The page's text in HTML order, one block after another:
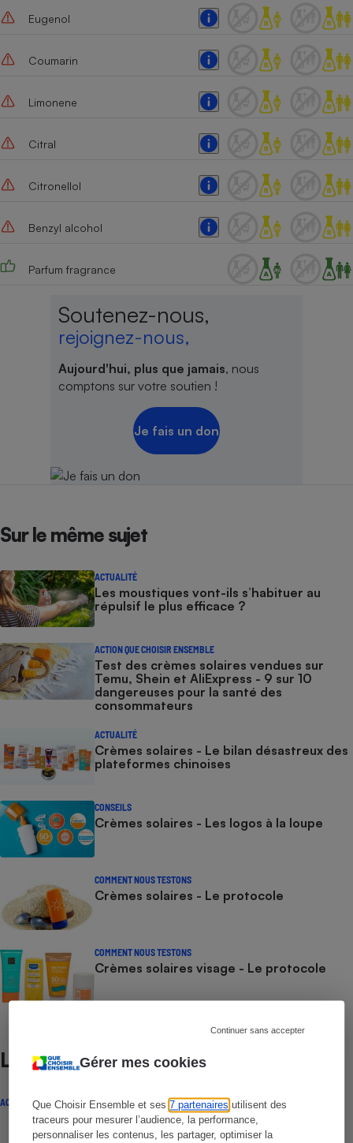
Gérer mes cookies
Que Choisir Ensemble et ses7 partenaires utilisent des
traceurs pour mesurer l’audience, la performance,
personnaliser les contenus, les partager, optimiser la
Continuer sans accepter
Eugenol
Coumarin
Limonene
Citral
Citronellol
Benzyl alcohol
Parfum fragrance
Soutenez-nous,
rejoignez-nous,
Aujourd'hui, plus que jamais, nous
comptons sur votre soutien !
Je fais un don
Sur le même sujet
ACTUALITÉ
Les moustiques vont-ils s’habituer au
répulsif le plus efficace ?
ACTION QUE CHOISIR ENSEMBLE
Test des crèmes solaires vendues sur
Temu, Shein et AliExpress - 9 sur 10
dangereuses pour la santé des
consommateurs
ACTUALITÉ
Crèmes solaires - Le bilan désastreux des
plateformes chinoises
CONSEILS
Crèmes solaires - Les logos à la loupe
COMMENT NOUS TESTONS
Crèmes solaires - Le protocole
COMMENT NOUS TESTONS
Crèmes solaires visage - Le protocole
Lire aussi
ACTUALITÉ